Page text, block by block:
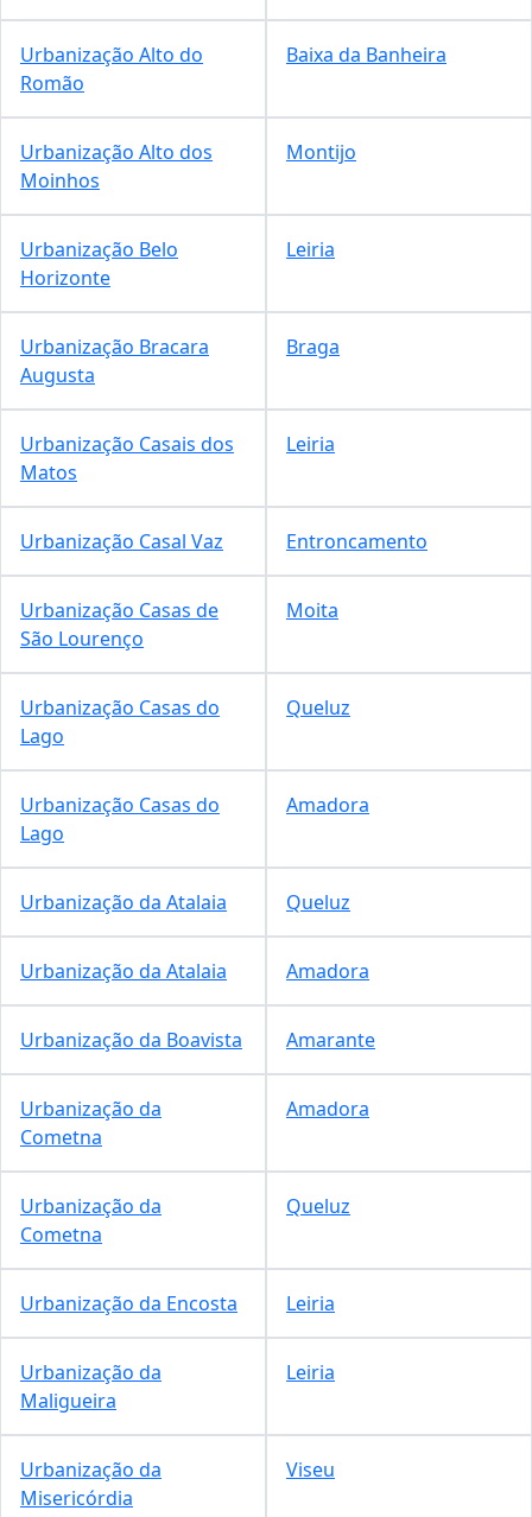
Urbanização Alto do
Romão
Baixa da Banheira
Urbanização Alto dos
Moinhos
Montijo
Urbanização Belo
Horizonte
Leiria
Urbanização Bracara
Augusta
Braga
Urbanização Casais dos
Matos
Leiria
Urbanização Casal Vaz Entroncamento
Urbanização Casas de
São Lourenço
Moita
Urbanização Casas do
Lago
Queluz
Urbanização Casas do
Lago
Amadora
Urbanização da Atalaia Queluz
Urbanização da Atalaia Amadora
Urbanização da Boavista Amarante
Urbanização da
Cometna
Amadora
Urbanização da
Cometna
Queluz
Urbanização da Encosta Leiria
Urbanização da
Maligueira
Leiria
Urbanização da
Misericórdia
Viseu